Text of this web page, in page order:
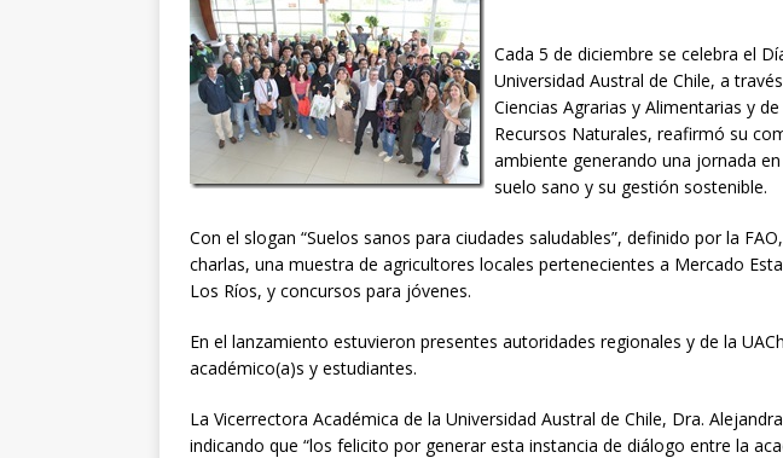
Cada 5 de diciembre se celebra el
Universidad Austral de Chile, a
Ciencias Agrarias y Alimentarias y
Recursos Naturales, reafirmó su
ambiente generando una jornada
suelo sano y su gestión sostenible.
Con el slogan “Suelos sanos para ciudades saludables”, definido por la
charlas, una muestra de agricultores locales pertenecientes a Mercado
Los Ríos, y concursos para jóvenes.
En el lanzamiento estuvieron presentes autoridades regionales y de la
académico(a)s y estudiantes.
La Vicerrectora Académica de la Universidad Austral de Chile, Dra.
indicando que “los felicito por generar esta instancia de diálogo entre la